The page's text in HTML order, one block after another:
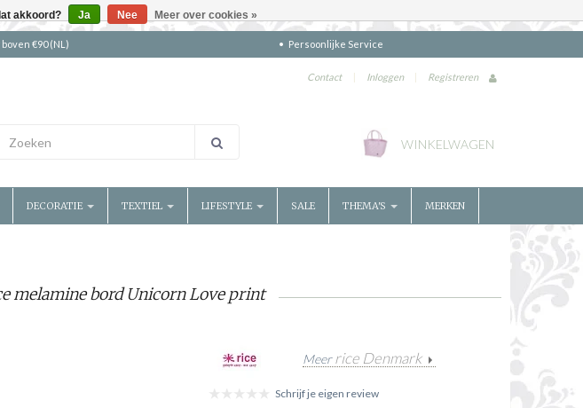
€90 (NL) Persoonlijke Service
Contact | Inloggen | Registreren
WINKELWAGEN
DECORATIE TEXTIEL LIFESTYLE SALE THEMA'S MERKEN
melamine bord Unicorn Love print
Meerrice Denmark
Schrijf je eigen review
akkoord? Ja Nee Meer over cookies »